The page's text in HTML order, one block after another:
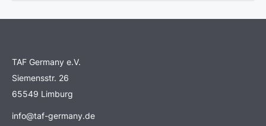
TAF Germany e.V.
Siemensstr. 26
65549 Limburg
info@taf-germany.de